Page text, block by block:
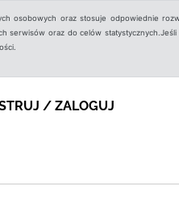
osobowych oraz stosuje odpowiednie
oraz do celów
/ ZALOGUJ